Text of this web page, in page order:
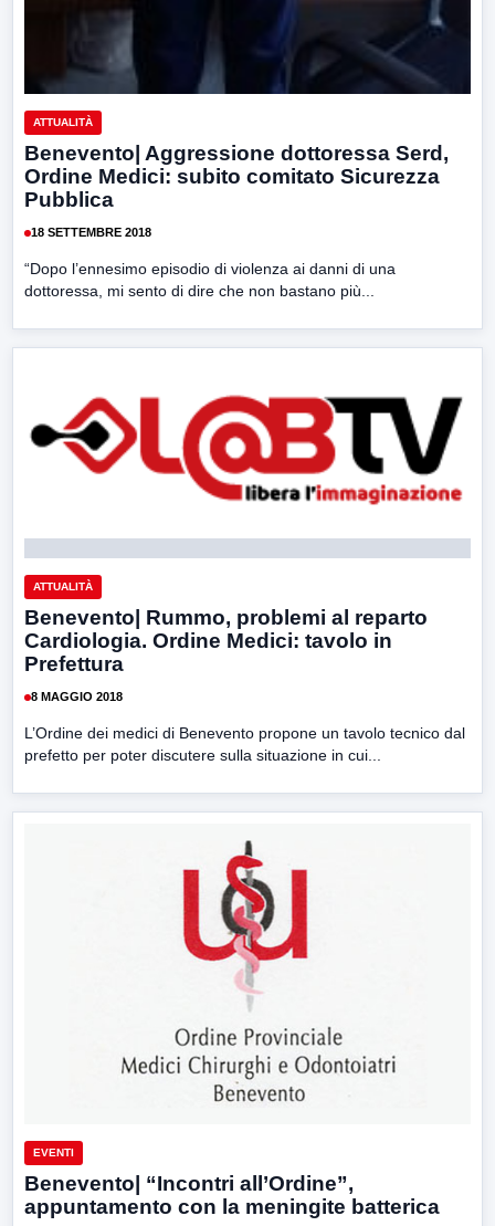
ATTUALITÀ
Benevento| Aggressione dottoressa Serd,
Ordine Medici: subito comitato Sicurezza
Pubblica
18 SETTEMBRE 2018
“Dopo l’ennesimo episodio di violenza ai danni di una
dottoressa, mi sento di dire che non bastano più...
ATTUALITÀ
Benevento| Rummo, problemi al reparto
Cardiologia. Ordine Medici: tavolo in
Prefettura
8 MAGGIO 2018
L’Ordine dei medici di Benevento propone un tavolo tecnico dal
prefetto per poter discutere sulla situazione in cui...
EVENTI
Benevento| “Incontri all’Ordine”,
appuntamento con la meningite batterica